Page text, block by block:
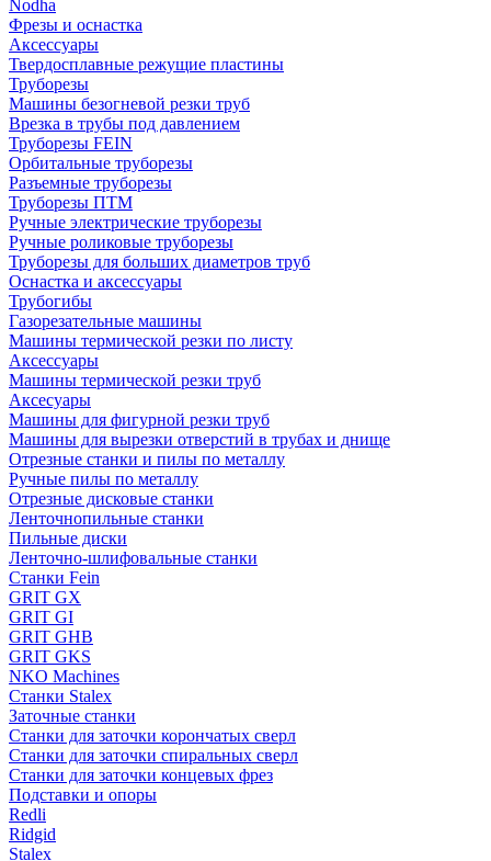
Nodha
Фрезы и оснастка
Аксессуары
Твердосплавные режущие пластины
Труборезы
Машины безогневой резки труб
Врезка в трубы под давлением
Труборезы FEIN
Орбитальные труборезы
Разъемные труборезы
Труборезы ПТМ
Ручные электрические труборезы
Ручные роликовые труборезы
Труборезы для больших диаметров труб
Оснастка и аксессуары
Трубогибы
Газорезательные машины
Машины термической резки по листу
Аксессуары
Машины термической резки труб
Аксесуары
Машины для фигурной резки труб
Машины для вырезки отверстий в трубах и днище
Отрезные станки и пилы по металлу
Ручные пилы по металлу
Отрезные дисковые станки
Ленточнопильные станки
Пильные диски
Ленточно-шлифовальные станки
Станки Fein
GRIT GX
GRIT GI
GRIT GHB
GRIT GKS
NKO Machines
Станки Stalex
Заточные станки
Станки для заточки корончатых сверл
Станки для заточки спиральных сверл
Станки для заточки концевых фрез
Подставки и опоры
Redli
Ridgid
Stalex